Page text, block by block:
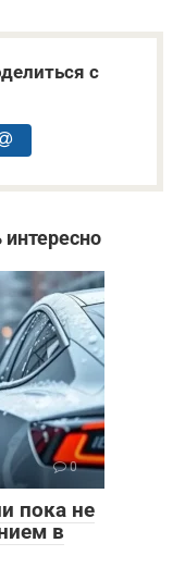
с
0
пока не
в